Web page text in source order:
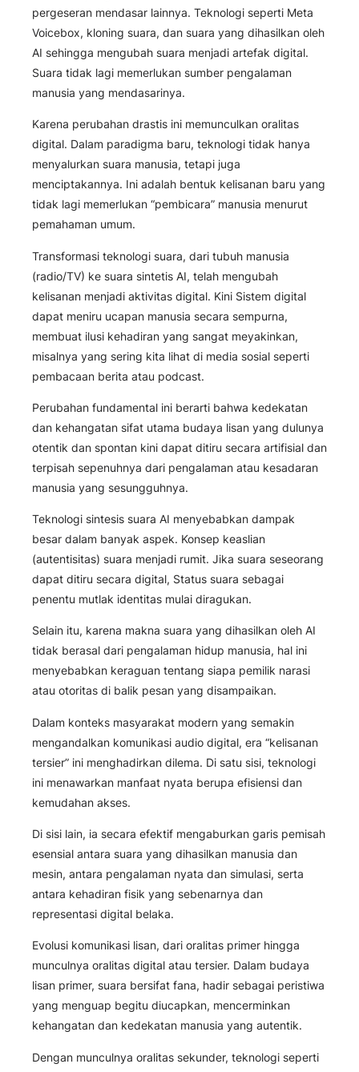
pergeseran mendasar lainnya. Teknologi seperti Meta
Voicebox, kloning suara, dan suara yang dihasilkan oleh
AI sehingga mengubah suara menjadi artefak digital.
Suara tidak lagi memerlukan sumber pengalaman
manusia yang mendasarinya.
Karena perubahan drastis ini memunculkan oralitas
digital. Dalam paradigma baru, teknologi tidak hanya
menyalurkan suara manusia, tetapi juga
menciptakannya. Ini adalah bentuk kelisanan baru yang
tidak lagi memerlukan “pembicara” manusia menurut
pemahaman umum.
Transformasi teknologi suara, dari tubuh manusia
(radio/TV) ke suara sintetis AI, telah mengubah
kelisanan menjadi aktivitas digital. Kini Sistem digital
dapat meniru ucapan manusia secara sempurna,
membuat ilusi kehadiran yang sangat meyakinkan,
misalnya yang sering kita lihat di media sosial seperti
pembacaan berita atau podcast.
Perubahan fundamental ini berarti bahwa kedekatan
dan kehangatan sifat utama budaya lisan yang dulunya
otentik dan spontan kini dapat ditiru secara artifisial dan
terpisah sepenuhnya dari pengalaman atau kesadaran
manusia yang sesungguhnya.
Teknologi sintesis suara AI menyebabkan dampak
besar dalam banyak aspek. Konsep keaslian
(autentisitas) suara menjadi rumit. Jika suara seseorang
dapat ditiru secara digital, Status suara sebagai
penentu mutlak identitas mulai diragukan.
Selain itu, karena makna suara yang dihasilkan oleh AI
tidak berasal dari pengalaman hidup manusia, hal ini
menyebabkan keraguan tentang siapa pemilik narasi
atau otoritas di balik pesan yang disampaikan.
Dalam konteks masyarakat modern yang semakin
mengandalkan komunikasi audio digital, era “kelisanan
tersier” ini menghadirkan dilema. Di satu sisi, teknologi
ini menawarkan manfaat nyata berupa efisiensi dan
kemudahan akses.
Di sisi lain, ia secara efektif mengaburkan garis pemisah
esensial antara suara yang dihasilkan manusia dan
mesin, antara pengalaman nyata dan simulasi, serta
antara kehadiran fisik yang sebenarnya dan
representasi digital belaka.
Evolusi komunikasi lisan, dari oralitas primer hingga
munculnya oralitas digital atau tersier. Dalam budaya
lisan primer, suara bersifat fana, hadir sebagai peristiwa
yang menguap begitu diucapkan, mencerminkan
kehangatan dan kedekatan manusia yang autentik.
Dengan munculnya oralitas sekunder, teknologi seperti